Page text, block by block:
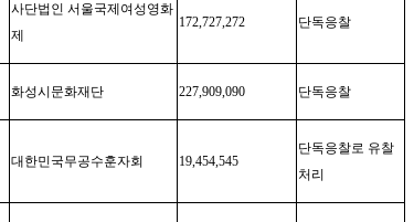
사단법인 서울국제여성영화
제
172,727,272 단독응찰
화성시문화재단 227,909,090 단독응찰
대한민국무공수훈자회 19,454,545
단독응찰로 유찰
처리